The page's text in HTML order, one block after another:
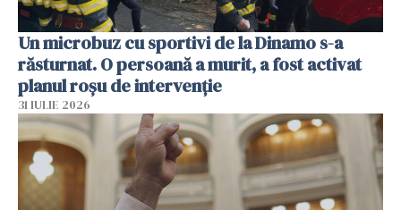
Un microbuz cu sportivi de la Dinamo s-a
răsturnat. O persoană a murit, a fost activat
planul roșu de intervenție
31 IULIE 2026